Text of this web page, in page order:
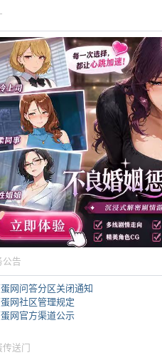
公告
网问答分区关闭通知
网社区管理规定
网官方渠道公示
传送门